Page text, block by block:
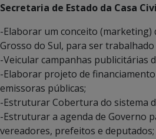
Secretaria de Estado da Casa
-Elaborar um conceito (marketing)
Grosso do Sul, para ser
-Veicular campanhas publicitárias
-Elaborar projeto de
emissoras públicas;
-Estruturar Cobertura do sistema
-Estruturar a agenda de Governo
vereadores, prefeitos e deputados;